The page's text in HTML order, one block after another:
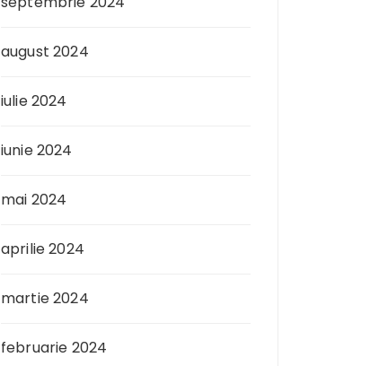
august 2024
iulie 2024
iunie 2024
mai 2024
aprilie 2024
martie 2024
februarie 2024